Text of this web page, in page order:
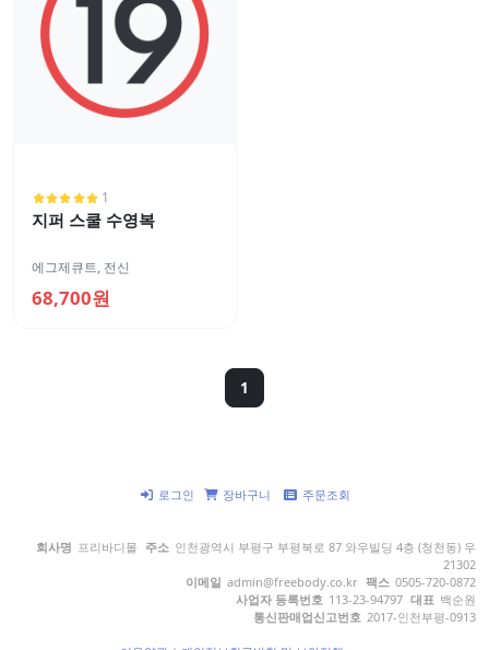
1
지퍼 스쿨 수영복
에그제큐트, 전신
68,700원
1
로그인 장바구니 주문조회
회사명 프리바디몰 주소 인천광역시 부평구 부평북로 87 와우빌딩 4층 (청천동) 우
21302
이메일 admin@freebody.co.kr 팩스 0505-720-0872
사업자 등록번호 113-23-94797 대표 백순원
통신판매업신고번호 2017-인천부평-0913